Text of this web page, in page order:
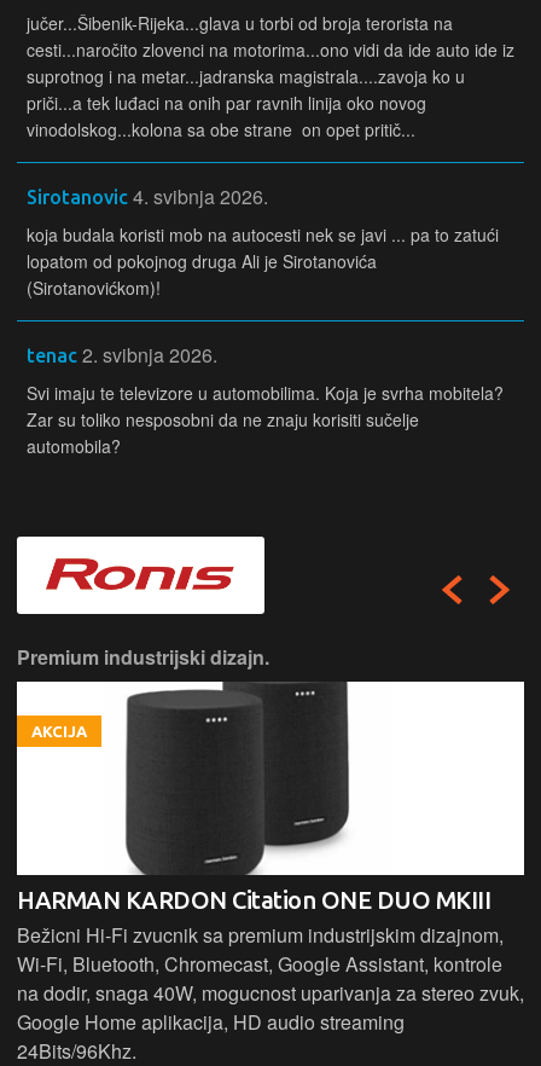
jučer...Šibenik-Rijeka...glava u torbi od broja terorista na
cesti...naročito zlovenci na motorima...ono vidi da ide auto ide iz
suprotnog i na metar...jadranska magistrala....zavoja ko u
priči...a tek luđaci na onih par ravnih linija oko novog
vinodolskog...kolona sa obe strane on opet pritič...
Sirotanovic 4. svibnja 2026.
koja budala koristi mob na autocesti nek se javi ... pa to zatući
lopatom od pokojnog druga Ali je Sirotanovića
(Sirotanovićkom)!
tenac 2. svibnja 2026.
Svi imaju te televizore u automobilima. Koja je svrha mobitela?
Zar su toliko nesposobni da ne znaju korisiti sučelje
automobila?
Premium industrijski dizajn.
AKCIJA
HARMAN KARDON Citation ONE DUO MKIII
Bežicni Hi-Fi zvucnik sa premium industrijskim dizajnom,
Wi-Fi, Bluetooth, Chromecast, Google Assistant, kontrole
na dodir, snaga 40W, mogucnost uparivanja za stereo zvuk,
Google Home aplikacija, HD audio streaming
24Bits/96Khz.